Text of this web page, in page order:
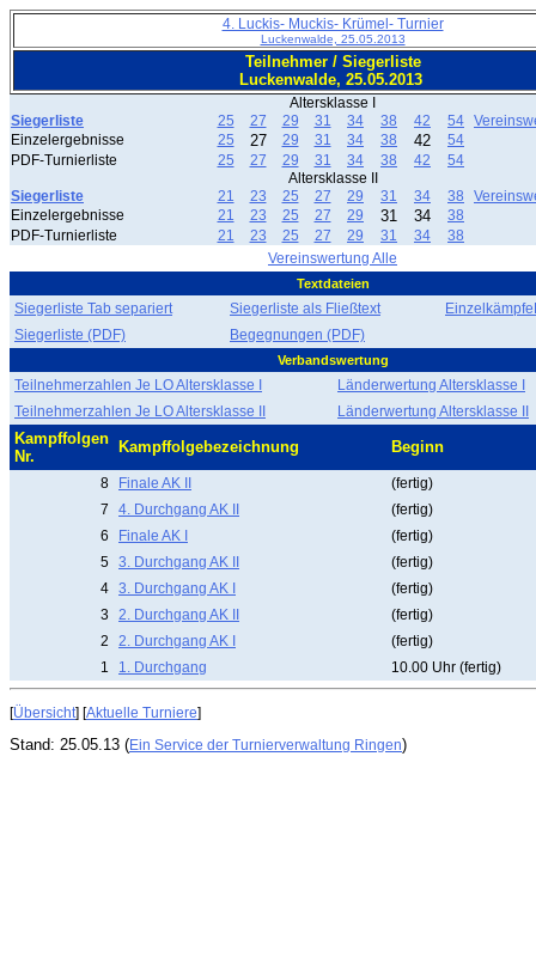
4. Luckis- Muckis- Krümel- Turnier
Luckenwalde, 25.05.2013
Teilnehmer / Siegerliste
Luckenwalde, 25.05.2013
Altersklasse I
Siegerliste
25 27 29 31 34 38 42 54
Einzelergebnisse
25 27 29 31 34 38 42
54
PDF-Turnierliste
25 27 29 31 34 38 42
54
Altersklasse II
Siegerliste
21 23 25 27 29 31 34 38
Einzelergebnisse
21 23 25 27 29 31 34
38
PDF-Turnierliste
21 23 25 27 29 31 34
38
Vereinswertung Alle
Textdateien
Siegerliste Tab separiert Siegerliste als Fließtext
Siegerliste (PDF)
Begegnungen (PDF)
Verbandswertung
Teilnehmerzahlen Je LO Altersklasse I
Länderwertung Altersklasse I
Teilnehmerzahlen Je LO Altersklasse II
Länderwertung Altersklasse II
Kampffolgen
Nr.
Kampffolgebezeichnung Beginn
8 Finale AK II
(fertig)
7
4. Durchgang AK II
(fertig)
6
Finale AK I
(fertig)
5 3. Durchgang AK II
(fertig)
4 3. Durchgang AK I
(fertig)
3
2. Durchgang AK II
(fertig)
2
2. Durchgang AK I
(fertig)
1
1. Durchgang 10.00 Uhr (fertig)
[Übersicht] [Aktuelle Turniere]
Stand: 25.05.13 (Ein Service der Turnierverwaltung Ringen)